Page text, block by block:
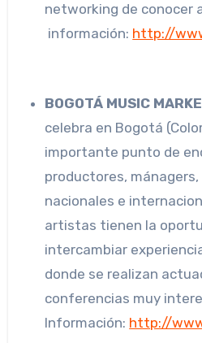
networking de conocer
información: http://
BOGOTÁ MUSIC
celebra en Bogotá
importante punto de
productores,
nacionales e
artistas tienen la
intercambiar
donde se realizan
conferencias muy
Información: http://